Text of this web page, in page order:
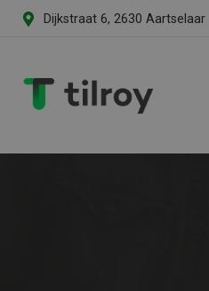
Dijkstraat 6, 2630 Aartselaar